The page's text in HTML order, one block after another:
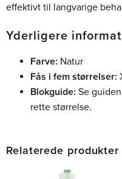
effektivt til langvarige
Yderligere
Farve: Natur
Fås i fem størrelser:
Blokguide: Se
rette størrelse.
Relaterede produkter